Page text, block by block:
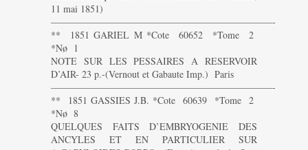
11 mai 1851)
———————————————————————-
** 1851 GARIEL M *Cote 60652 *Tome 2
*Nø 1
NOTE SUR LES PESSAIRES A RESERVOIR
D’AIR- 23 p.-(Vernout et Gabaute Imp.) Paris
———————————————————————-
** 1851 GASSIES J.B. *Cote 60639 *Tome 2
*Nø 8
QUELQUES FAITS D’EMBRYOGENIE DES
ANCYLES ET EN PARTICULIER SUR